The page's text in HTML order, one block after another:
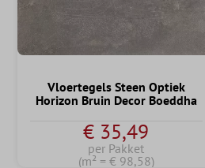
Vloertegels Steen Optiek
Horizon Bruin Decor Boeddha
€ 35,49
per Pakket
(m² = € 98,58)